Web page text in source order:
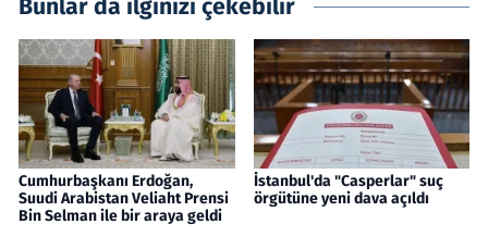
Bunlar da ilginizi çekebilir
Cumhurbaşkanı Erdoğan,
Suudi Arabistan Veliaht Prensi
Bin Selman ile bir araya geldi
İstanbul'da "Casperlar" suç
örgütüne yeni dava açıldı